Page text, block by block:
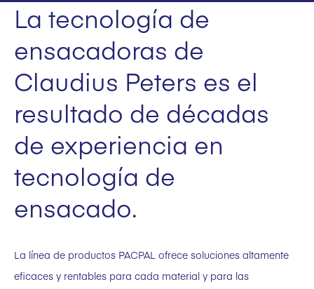
La tecnología de
ensacadoras de
Claudius Peters es el
resultado de décadas
de experiencia en
tecnología de
ensacado.
La línea de productos PACPAL ofrece soluciones altamente
eficaces y rentables para cada material y para las